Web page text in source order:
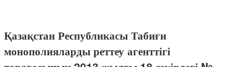
Қазақстан Республикасы Табиғи
монополияларды реттеу агенттігі